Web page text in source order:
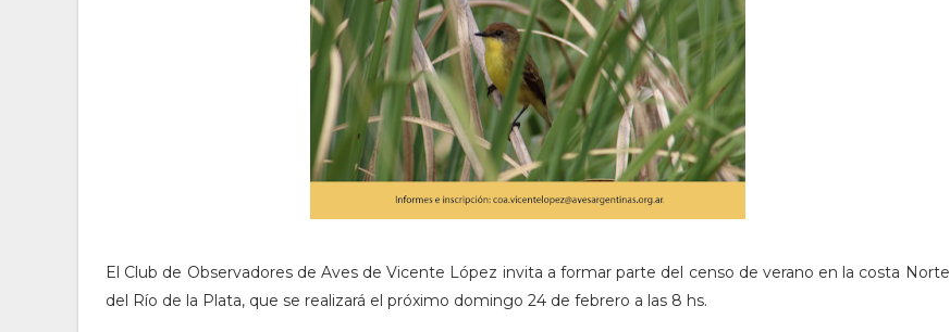
El Club de Observadores de Aves de Vicente López invita a formar parte del censo de verano en la costa Norte
del Río de la Plata, que se realizará el próximo domingo 24 de febrero a las 8 hs.